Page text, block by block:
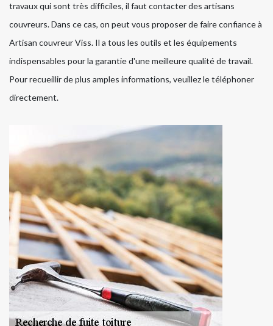
travaux qui sont très difficiles, il faut contacter des artisans
couvreurs. Dans ce cas, on peut vous proposer de faire confiance à
Artisan couvreur Viss. Il a tous les outils et les équipements
indispensables pour la garantie d'une meilleure qualité de travail.
Pour recueillir de plus amples informations, veuillez le téléphoner
directement.